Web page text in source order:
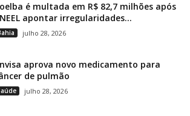
é multada em R$ 82,7 milhões após
apontar irregularidades...
julho 28, 2026
aprova novo medicamento para
de pulmão
julho 28, 2026